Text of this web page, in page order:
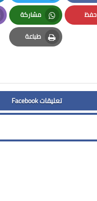
Facebook
Twitter
حفظ
Pinterest
مشاركة
Whatsapp
طباعة
Print
تعليقات Facebook